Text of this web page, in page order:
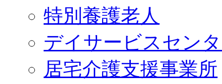
特別養護老人
デイサービスセン
居宅介護支援事業所